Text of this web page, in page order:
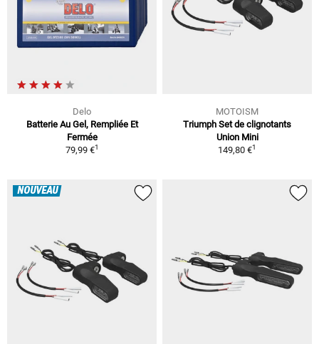
Delo
Batterie Au Gel, Rempliée Et
Fermée
79,99 €1
MOTOISM
Triumph Set de clignotants
Union Mini
149,80 €1
NOUVEAU